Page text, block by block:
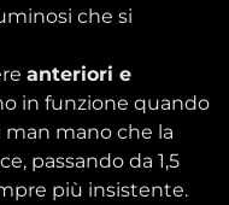
che si
anteriori e
in funzione quando
mano che la
passando da 1,5
più insistente.